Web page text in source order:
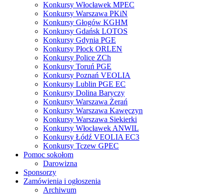
Konkursy Włocławek MPEC
Konkursy Warszawa PKiN
Konkursy Głogów KGHM
Konkursy Gdańsk LOTOS
Konkursy Gdynia PGE
Konkursy Płock ORLEN
Konkursy Police ZCh
Konkursy Toruń PGE
Konkursy Poznań VEOLIA
Konkursy Lublin PGE EC
Konkursy Dolina Baryczy
Konkursy Warszawa Żerań
Konkursy Warszawa Kawęczyn
Konkursy Warszawa Siekierki
Konkursy Włocławek ANWIL
Konkursy Łódź VEOLIA EC3
Konkursy Tczew GPEC
Pomoc sokołom
Darowizna
Sponsorzy
Zamówienia i ogłoszenia
Archiwum